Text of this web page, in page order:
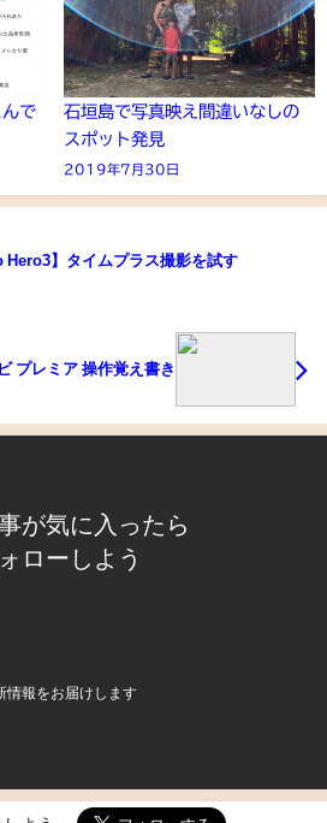
で
石垣島で写真映え間違いなしの
スポット発見
2019年7月30日
Hero3】タイムプラス撮影を試す
プレミア 操作覚え書き
が気に入ったら
ローしよう
情報をお届けします